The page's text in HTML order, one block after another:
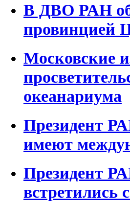
В ДВО РАН
провинцией
Московские
океанариума
Президент
имеют
Президент